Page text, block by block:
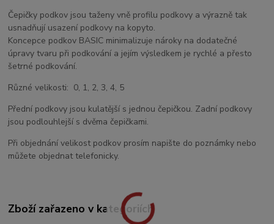
Čepičky podkov jsou taženy vně profilu podkovy a výrazně tak
usnadňují usazení podkovy na kopyto.
Koncepce podkov BASIC minimalizuje nároky na dodatečné
úpravy tvaru při podkování a jejím výsledkem je rychlé a přesto
šetrné podkování.
Různé velikosti: 0, 1, 2, 3, 4, 5
Přední podkovy jsou kulatější s jednou čepičkou. Zadní podkovy
jsou podlouhlejší s dvěma čepičkami.
Při objednání velikost podkov prosím napište do poznámky nebo
můžete objednat telefonicky.
Zboží zařazeno v kategoriích